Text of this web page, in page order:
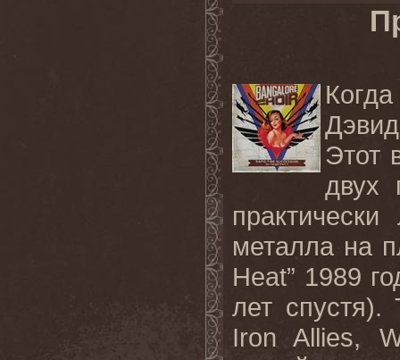
Этот
двух
металла на
Heat” 1989
лет спустя).
Iron Allies,